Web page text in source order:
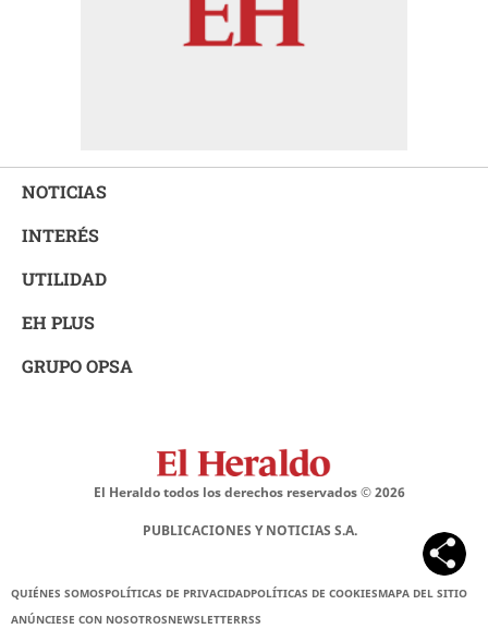
NOTICIAS
INTERÉS
UTILIDAD
EH PLUS
GRUPO OPSA
El Heraldo todos los derechos reservados ©2026
PUBLICACIONES Y NOTICIAS S.A.
QUIÉNES SOMOSPOLÍTICAS DE PRIVACIDADPOLÍTICAS DE COOKIESMAPA DEL SITIO
ANÚNCIESE CON NOSOTROSNEWSLETTERRSS